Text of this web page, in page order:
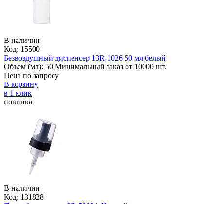
В наличии
Код: 15500
Безвоздушный диспенсер 13R-1026 50 мл белый
Объем (мл): 50 Минимальный заказ от 10000 шт.
Цена по запросу
В корзину
в 1 клик
новинка
В наличии
Код: 131828